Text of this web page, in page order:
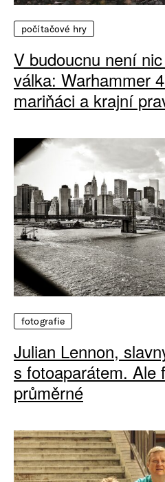
počítačové hry
V budoucnu není
válka: Warhammer
mariňáci a krajní
fotografie
Julian Lennon,
s fotoaparátem. Ale
průměrné